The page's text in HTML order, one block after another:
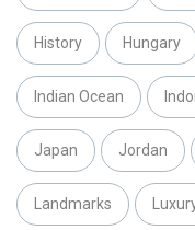
History Hungary
Indian Ocean
Japan Jordan
Landmarks